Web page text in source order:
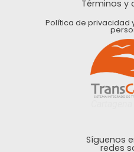
Términos y
Política de privacidad
Síguenos
redes